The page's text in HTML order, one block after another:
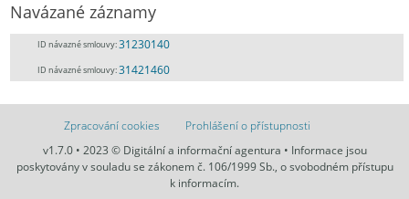
Navázané záznamy
ID návazné smlouvy:31230140
ID návazné smlouvy:31421460
Zpracování cookies
Prohlášení o přístupnosti
v1.7.0 • 2023 © Digitální a informační agentura • Informace jsou
poskytovány v souladu se zákonem č. 106/1999 Sb., o svobodném přístupu
k informacím.